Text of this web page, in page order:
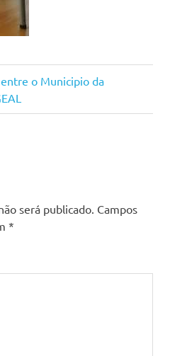
o Municipio da
será publicado. Campos
*